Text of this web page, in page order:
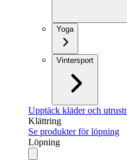
Yoga
Vintersport
Upptäck kläder och
Klättring
Se produkter för löpning
Löpning